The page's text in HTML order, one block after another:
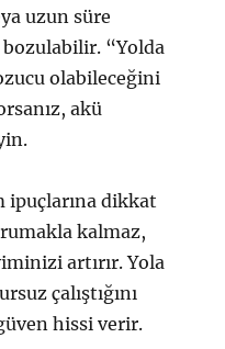
uzun süre
bozulabilir. “Yolda
olabileceğini
akü
ipuçlarına dikkat
kalmaz,
artırır. Yola
çalıştığını
hissi verir.